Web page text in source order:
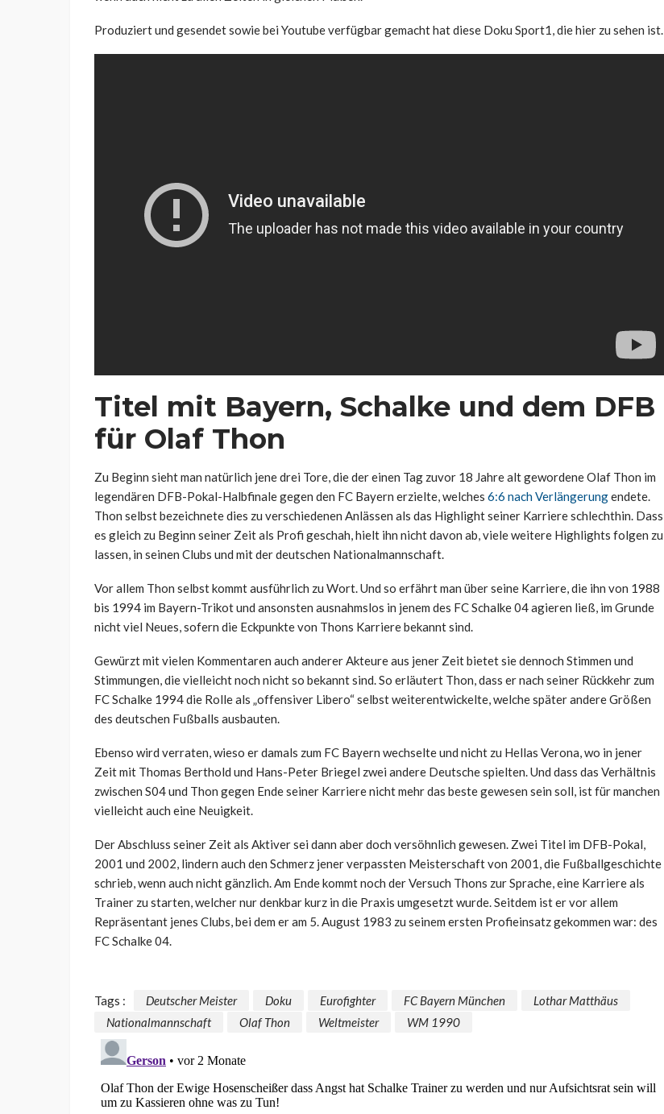
Produziert und gesendet sowie bei Youtube verfügbar gemacht hat diese Doku Sport1, die hier zu sehen ist.
Titel mit Bayern, Schalke und dem DFB
für Olaf Thon
Zu Beginn sieht man natürlich jene drei Tore, die der einen Tag zuvor 18 Jahre alt gewordene Olaf Thon im
legendären DFB-Pokal-Halbfinale gegen den FC Bayern erzielte, welches 6:6 nach Verlängerungendete.
Thon selbst bezeichnete dies zu verschiedenen Anlässen als das Highlight seiner Karriere schlechthin. Dass
es gleich zu Beginn seiner Zeit als Profi geschah, hielt ihn nicht davon ab, viele weitere Highlights folgen zu
lassen, in seinen Clubs und mit der deutschen Nationalmannschaft.
Vor allem Thon selbst kommt ausführlich zu Wort. Und so erfährt man über seine Karriere, die ihn von 1988
bis 1994 im Bayern-Trikot und ansonsten ausnahmslos in jenem des FC Schalke 04 agieren ließ, im Grunde
nicht viel Neues, sofern die Eckpunkte von Thons Karriere bekannt sind.
Gewürzt mit vielen Kommentaren auch anderer Akteure aus jener Zeit bietet sie dennoch Stimmen und
Stimmungen, die vielleicht noch nicht so bekannt sind. So erläutert Thon, dass er nach seiner Rückkehr zum
FC Schalke 1994 die Rolle als „offensiver Libero“ selbst weiterentwickelte, welche später andere Größen
des deutschen Fußballs ausbauten.
Ebenso wird verraten, wieso er damals zum FC Bayern wechselte und nicht zu Hellas Verona, wo in jener
Zeit mit Thomas Berthold und Hans-Peter Briegel zwei andere Deutsche spielten. Und dass das Verhältnis
zwischen S04 und Thon gegen Ende seiner Karriere nicht mehr das beste gewesen sein soll, ist für manchen
vielleicht auch eine Neuigkeit.
Der Abschluss seiner Zeit als Aktiver sei dann aber doch versöhnlich gewesen. Zwei Titel im DFB-Pokal,
2001 und 2002, lindern auch den Schmerz jener verpassten Meisterschaft von 2001, die Fußballgeschichte
schrieb, wenn auch nicht gänzlich. Am Ende kommt noch der Versuch Thons zur Sprache, eine Karriere als
Trainer zu starten, welcher nur denkbar kurz in die Praxis umgesetzt wurde. Seitdem ist er vor allem
Repräsentant jenes Clubs, bei dem er am 5. August 1983 zu seinem ersten Profieinsatz gekommen war: des
FC Schalke 04.
Tags : Deutscher Meister Doku Eurofighter FC Bayern München
Lothar Matthäus
Nationalmannschaft
Olaf Thon Weltmeister WM 1990